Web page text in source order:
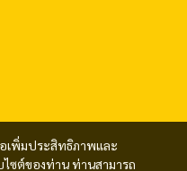
เพิ่มประสิทธิภาพและ
ซต์ของท่าน ท่านสามารถ